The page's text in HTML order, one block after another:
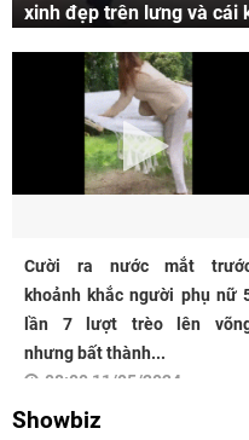
xinh đẹp trên lưng và cái
Cười ra nước mắt
khoảnh khắc người phụ nữ
lần 7 lượt trèo lên
nhưng bất thành...
08:00 11/05/2024
Showbiz